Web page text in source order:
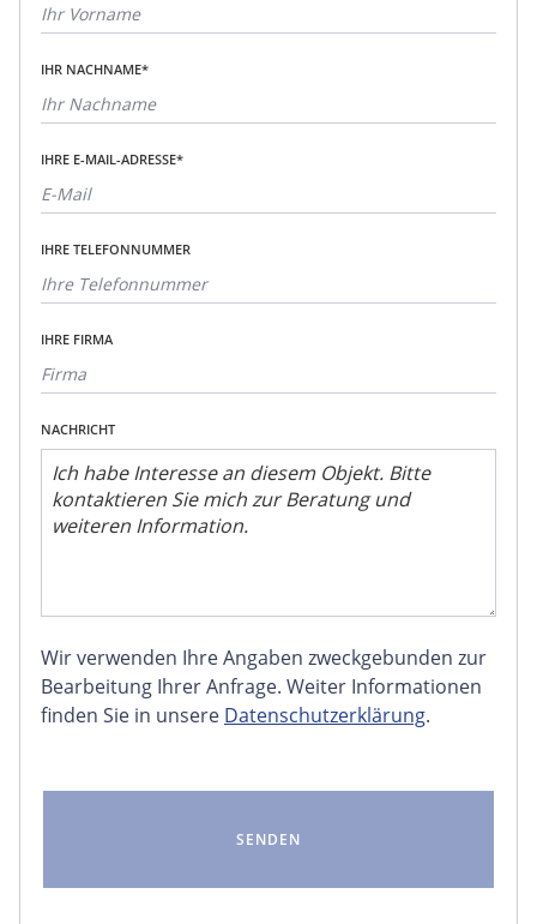
IHR NACHNAME*
IHRE E-MAIL-ADRESSE*
IHRE TELEFONNUMMER
IHRE FIRMA
NACHRICHT
Wir verwenden Ihre Angaben zweckgebunden zur
Bearbeitung Ihrer Anfrage. Weiter Informationen
finden Sie in unsere Datenschutzerklärung.
FACEBOOK
X